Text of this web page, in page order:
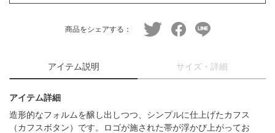
商品をシェアする： twitter facebookline
アイテム説明 サイズ・詳細
アイテム詳細
造形的なフォルムを醸し出しつつ、シンプルに仕上げたカフス
（カフスボタン）です。ロゴが施された帯が浮かび上がってお